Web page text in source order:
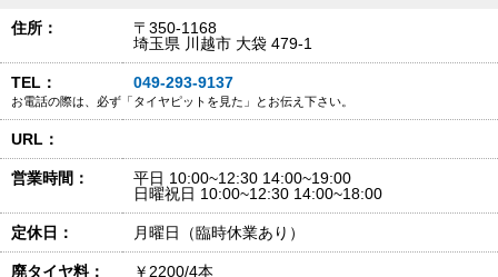
住所：
〒350-1168
埼玉県 川越市 大袋 479-1
TEL： 049-293-9137
お電話の際は、必ず「タイヤピットを見た」とお伝え下さい。
URL：
営業時間：
平日 10:00~12:30 14:00~19:00
日曜祝日 10:00~12:30 14:00~18:00
定休日： 月曜日（臨時休業あり）
廃タイヤ料：
￥2200/4本